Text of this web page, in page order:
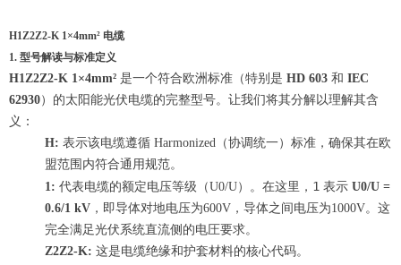
H1Z2Z2-K 1×4mm² 电缆
1. 型号解读与标准定义
H1Z2Z2-K 1×4mm² 是一个符合欧洲标准（特别是 HD 603 和 IEC
62930）的太阳能光伏电缆的完整型号。让我们将其分解以理解其含
义：
H: 表示该电缆遵循 Harmonized（协调统一）标准，确保其在欧
盟范围内符合通用规范。
1: 代表电缆的额定电压等级（U0/U）。在这里， 1 表示 U0/U =
0.6/1 kV ，即导体对地电压为600V，导体之间电压为1000V。这
完全满足光伏系统直流侧的电圧要求。
Z2Z2-K: 这是电缆绝缘和护套材料的核心代码。